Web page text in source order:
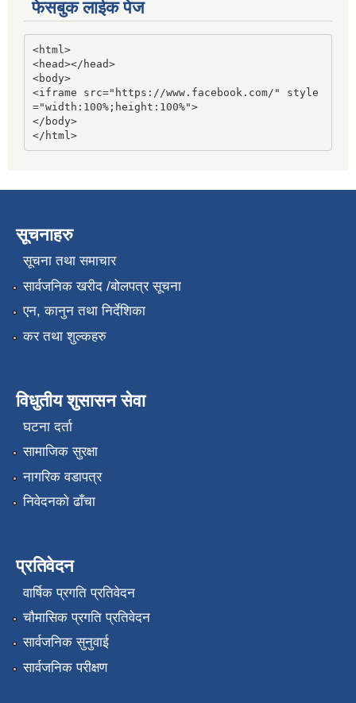
फेसबुक लाईक पेज
<html>
<head></head>
<body>
<iframe src="https://www.facebook.com/" style
="width:100%;height:100%">
</body>
</html>
सूचनाहरु
सूचना तथा समाचार
सार्वजनिक खरीद /बोलपत्र सूचना
एन, कानुन तथा निर्देशिका
कर तथा शुल्कहरु
विधुतीय शुसासन सेवा
घटना दर्ता
सामाजिक सुरक्षा
नागरिक वडापत्र
निवेदनको ढाँचा
प्रतिवेदन
वार्षिक प्रगति प्रतिवेदन
चौमासिक प्रगति प्रतिवेदन
सार्वजनिक सुनुवाई
सार्वजनिक परीक्षण